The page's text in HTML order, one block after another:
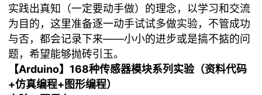
实践出真知（一定要动手做）的理念，以学习和交流
为目的，这里准备逐一动手试试多做实验，不管成功
与否，都会记录下来——小小的进步或是搞不掂的问
题，希望能够抛砖引玉。
【Arduino】168种传感器模块系列实验（资料代码
+仿真编程+图形编程）